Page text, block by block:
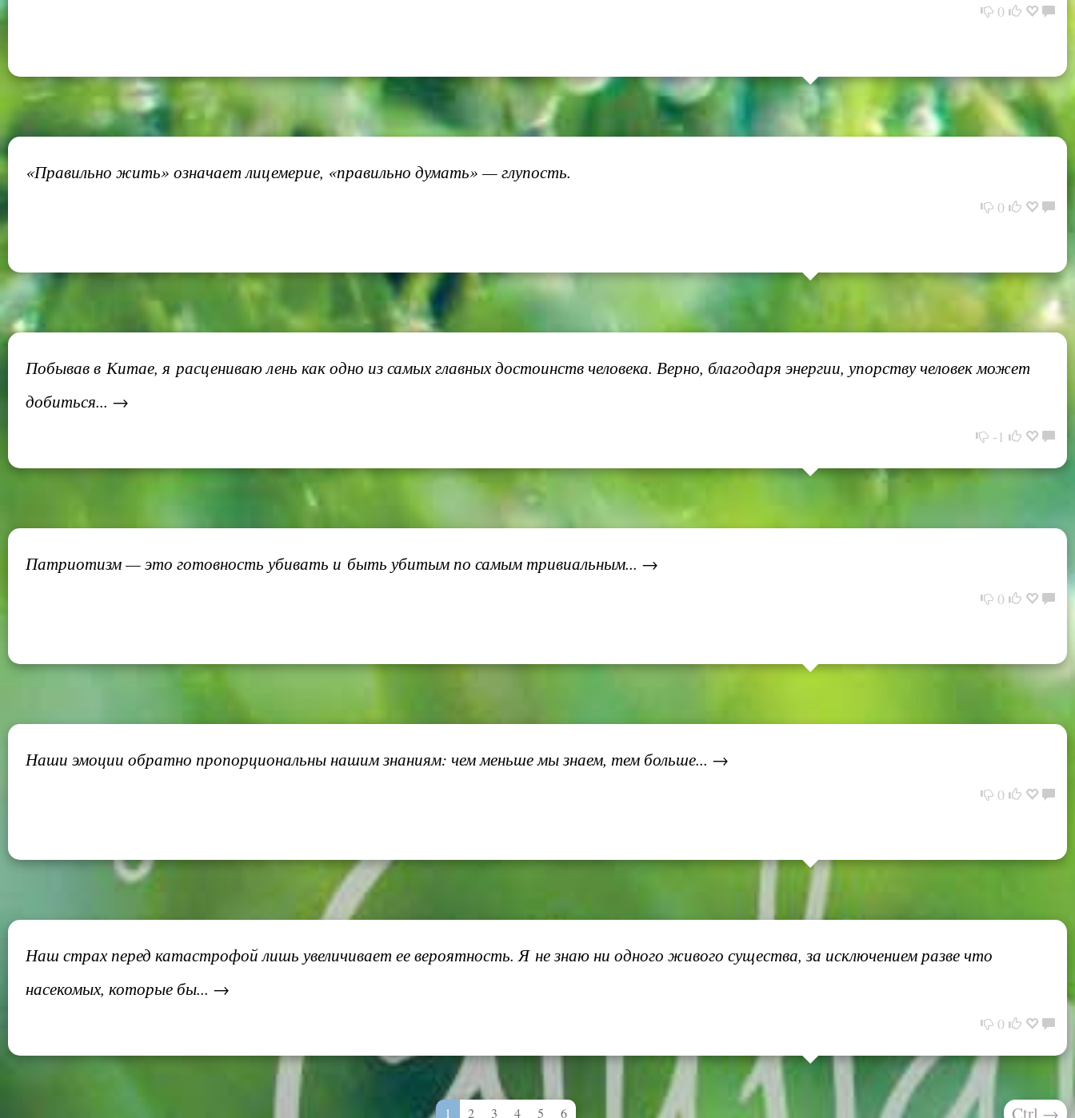
0
«Правильно жить» означает лицемерие, «правильно думать» — глупость.
0
Побывав в Китае, я расцениваю лень как одно из самых главных достоинств человека. Верно, благодаря энергии, упорству человек может
добиться... →
-1
Патриотизм — это готовность убивать и быть убитым по самым тривиальным... →
0
Наши эмоции обратно пропорциональны нашим знаниям: чем меньше мы знаем, тем больше... →
0
Наш страх перед катастрофой лишь увеличивает ее вероятность. Я не знаю ни одного живого существа, за исключением разве что
насекомых, которые бы... →
0
1 2 3 4 5 6 Ctrl →